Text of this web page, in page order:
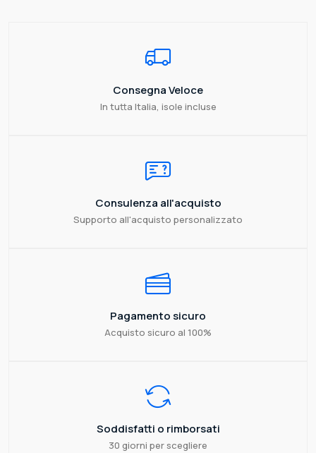
Consegna Veloce
In tutta Italia, isole incluse
Consulenza all'acquisto
Supporto all'acquisto personalizzato
Pagamento sicuro
Acquisto sicuro al 100%
Soddisfatti o rimborsati
30 giorni per scegliere